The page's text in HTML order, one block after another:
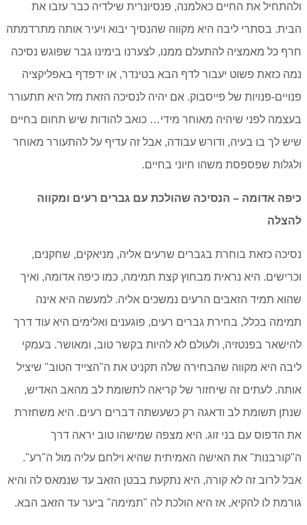
ולהתחיל את החיים כאלמנה, פנסיונרית שילדיה כבר עזבו את
הבית. בסתרי ליבה היא מקווה שהנסיך יבוא ויעיר אותה מתרדמתה
חרף כל מאמציה להתעלם ממנו, לצערנו בימינו גבר שפוגש נסיכה
נמה כזאת פשוט יעבור לדף הבא בטינדר, או ידפדף באפליקציה
פנויים-פנויות של פייסבוק. אם יהיה לנסיכה הזאת מזל היא תתעורר
בעצמה לפני שיהיה מאוחר מידי… כואב להודות שיש תחום בחיים
שיש לך בו בעיה, ודורש עבודה, אבל זה עדיף על להתעורר מאוחר
ולגלות שפספסת משהו חיוני בחיים.
כיפה אדומה – הנסיכה שהולכת עם גברים רעים ומקווה
להצלה
נסיכה כזאת בוחרת בגברים שרעים אליה, מניאקים, שחקנים,
וכרישים. היא נראית מבחוץ קצת תמימה, כמו כיפה אדומה, ואיך
שהוא תמיד הזאבים הרעים נמשכים אליה. למעשה היא אינה
תמימה בכלל, בחירת גברים רעים, פוגענים ואלימים היא עוד דרך
להישאר בפנטזיה, ולעולם לא להיות בקשר טוב, ומאושר. בעמקי
ליבה היא מקווה שהבחירה שלה תקניט את ה"הצייד הטוב" שיציל
אותה. לעתים זה שיחזור של קריאה לתשומת לב מהאב האדיש,
שנתן תשומת לב ודאגה רק כשעשתה דברים רעים. היא משחזרת
את הדפוס עם בני זוג. היא מצפה שמישהו טוב יראה דרך
ה"קורבנות" את האישה האמיתית שהיא וילחם עליה מול ה"רע".
אבל לרוב זה לא קורה, היא נתקעת בבטן הזאב עד שנמאס לה והיא
גורמת לו להקיא, אז היא הולכת לה "תמימה" ביער עד הזאב הבא.